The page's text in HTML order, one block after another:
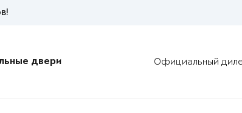
двери Официальный